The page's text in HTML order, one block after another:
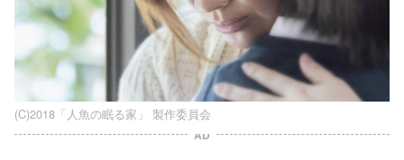
(C)2018「人魚の眠る家」 製作委員会
AD